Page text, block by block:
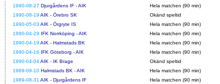
1990-08-27 Djurgårdens IF - AIK
Hela matchen (90 min)
1990-08-19 AIK - Örebro SK
Okänd speltid
1990-05-03 AIK - Örgryte IS
Hela matchen (90 min)
1990-04-29 IFK Norrköping - AIK
Hela matchen (90 min)
1990-04-19 AIK - Halmstads BK
Hela matchen (90 min)
1990-04-16 IFK Göteborg - AIK
Hela matchen (90 min)
1990-04-04AIK - IK Brage
Okänd speltid
1989-09-10 Halmstads BK - AIK
Hela matchen (90 min)
1989-08-31 AIK - Djurgårdens IF
Hela matchen (90 min)